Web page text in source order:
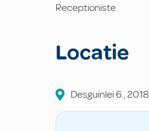
Receptioniste
Locatie
Desguinlei6 ,2018